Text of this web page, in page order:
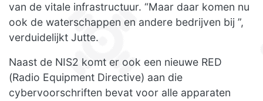
van de vitale infrastructuur. “Maar daar komen nu
ook de waterschappen en andere bedrijven bij ”,
verduidelijkt Jutte.
Naast de NIS2 komt er ook een nieuwe RED
(Radio Equipment Directive) aan die
cybervoorschriften bevat voor alle apparaten